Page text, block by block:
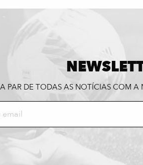
PAR DE TODAS AS NOTÍCIAS COM A